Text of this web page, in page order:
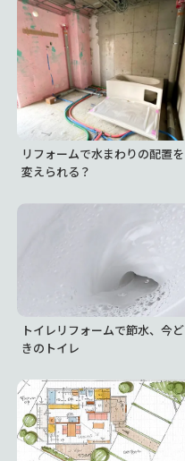
リフォームで水まわりの配置を
変えられる？
トイレリフォームで節水、今ど
きのトイレ